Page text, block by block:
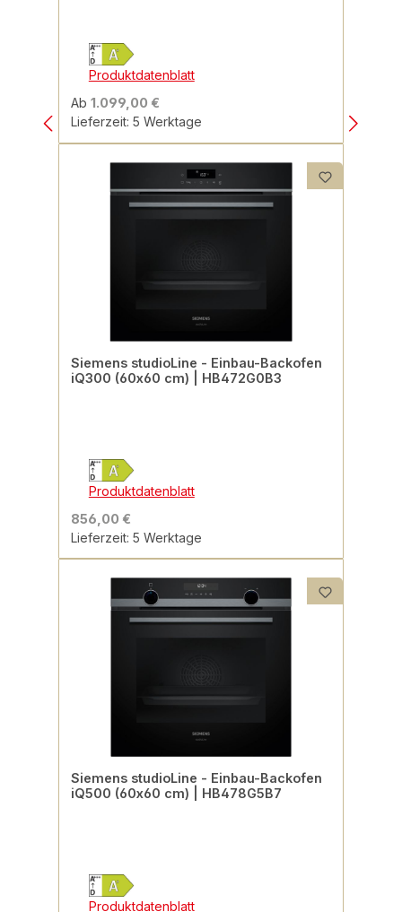
Produktdatenblatt
Ab 1.099,00 €
Lieferzeit: 5 Werktage
Siemens studioLine - Einbau-Backofen
iQ300 (60x60 cm) | HB472G0B3
Produktdatenblatt
856,00 €
Lieferzeit: 5 Werktage
Siemens studioLine - Einbau-Backofen
iQ500 (60x60 cm) | HB478G5B7
Produktdatenblatt